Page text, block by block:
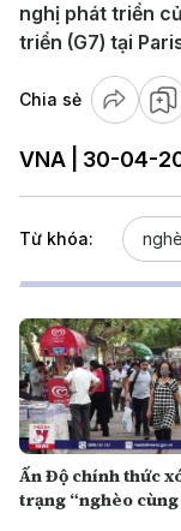
nghị phát triển
triển (G7) tại
Chia sẻ
VNA | 30-04-
Từ khóa:
Ấn Độ chính thức
trạng “nghèo cùng